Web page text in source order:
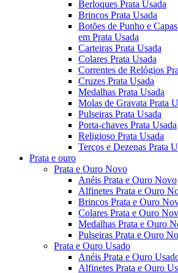
Berloques Prata Usada
Brincos Prata Usada
Botões de Punho e
em Prata Usada
Carteiras Prata Usada
Colares Prata Usada
Correntes de Relógios
Cruzes Prata Usada
Medalhas Prata Usada
Molas de Gravata Prata
Pulseiras Prata Usada
Porta-chaves Prata Usada
Religioso Prata Usada
Terços e Dezenas Prata
Prata e ouro
Prata e Ouro Novo
Anéis Prata e Ouro Novo
Alfinetes Prata e Ouro
Brincos Prata e Ouro
Colares Prata e Ouro
Medalhas Prata e Ouro
Pulseiras Prata e Ouro
Prata e Ouro Usado
Anéis Prata e Ouro
Alfinetes Prata e Ouro